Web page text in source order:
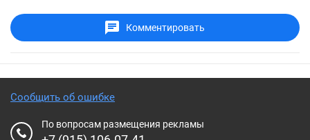
Комментировать
Сообщить об ошибке
По вопросам размещения рекламы